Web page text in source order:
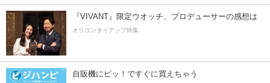
『VIVANT』限定ウオッチ、プロデューサーの感想は
オリコンタイアップ特集
自販機にピッ！ですぐに買えちゃう